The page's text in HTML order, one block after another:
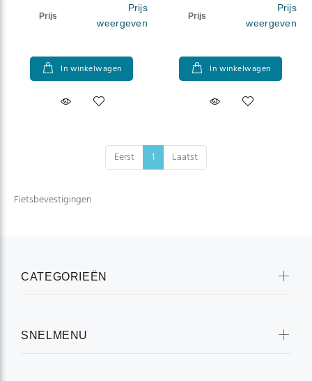
Prijs
Prijs
weergeven
In winkelwagen
Prijs
Prijs
weergeven
In winkelwagen
Eerst 1 Laatst
Fietsbevestigingen
CATEGORIEËN
SNELMENU